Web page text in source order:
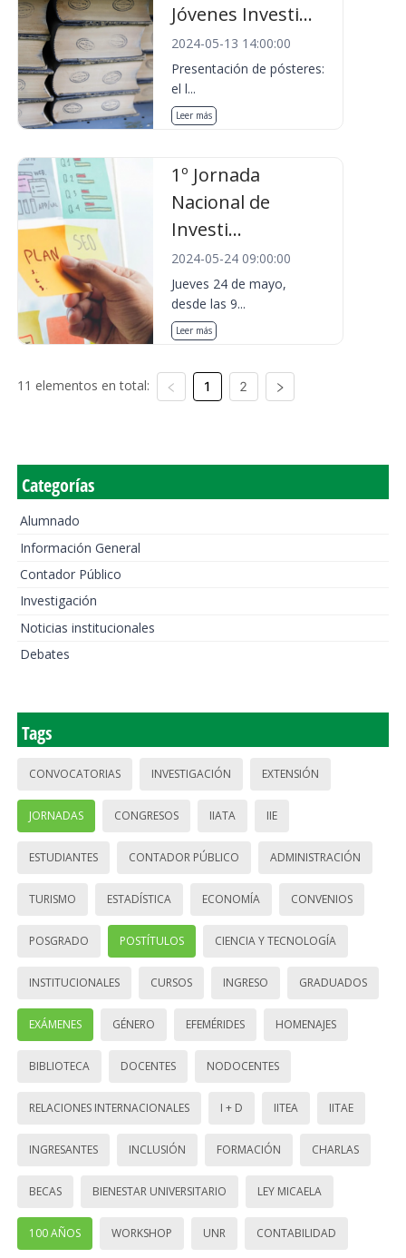
Jóvenes Investi...
2024-05-13 14:00:00
Presentación de pósteres:
el l...
Leer más
1º Jornada
Nacional de
Investi...
2024-05-24 09:00:00
Jueves 24 de mayo,
desde las 9...
Leer más
11 elementos en total: 1 2
Categorías
Alumnado
Información General
Contador Público
Investigación
Noticias institucionales
Debates
Tags
CONVOCATORIAS INVESTIGACIÓN EXTENSIÓN
JORNADAS CONGRESOS IIATA IIE
ESTUDIANTES CONTADOR PÚBLICO ADMINISTRACIÓN
TURISMO ESTADÍSTICA ECONOMÍA CONVENIOS
POSGRADO POSTÍTULOS CIENCIA Y TECNOLOGÍA
INSTITUCIONALES CURSOS INGRESO GRADUADOS
EXÁMENES GÉNERO EFEMÉRIDES HOMENAJES
BIBLIOTECA DOCENTES NODOCENTES
RELACIONES INTERNACIONALES I + D IITEA IITAE
INGRESANTES INCLUSIÓN FORMACIÓN CHARLAS
BECAS BIENESTAR UNIVERSITARIO LEY MICAELA
100 AÑOS WORKSHOP UNR CONTABILIDAD